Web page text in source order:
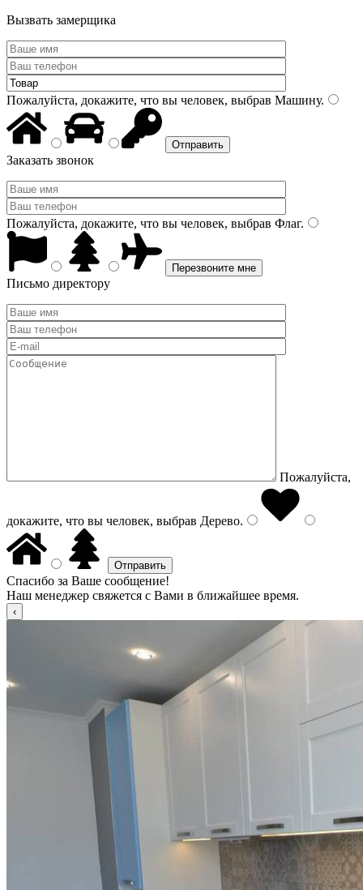
Вызвать замерщика
Пожалуйста, докажите, что вы человек, выбрав Машину.
Заказать звонок
Пожалуйста, докажите, что вы человек, выбрав Флаг.
Письмо директору
Пожалуйста,
докажите, что вы человек, выбрав Дерево.
Спасибо за Ваше сообщение!
Наш менеджер свяжется с Вами в ближайшее время.